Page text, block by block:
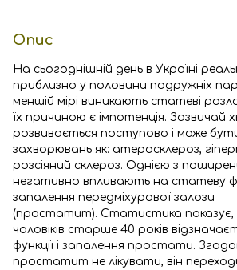
Опис
На сьогоднішній день в Україні
приблизно у половини подружніх пар
меншій мірі виникають статеві
їх причиною є імпотенція. Зазвичай
розвивається поступово і може
захворювань як: атеросклероз,
розсіяний склероз. Однією з
негативно впливають на статеву
запалення передміхурової залози
(простатит). Статистика показує,
чоловіків старше 40 років
функції і запалення простати.
простатит не лікувати, він